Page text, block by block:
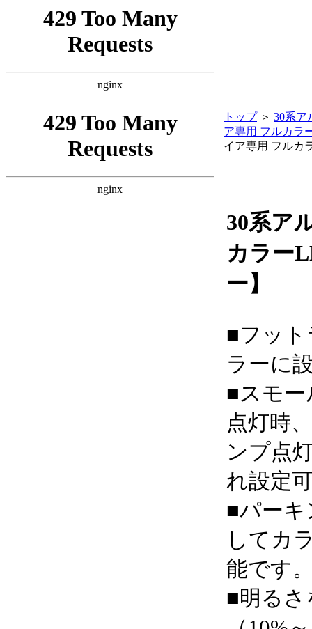
トップ＞ 30系ア
ア専用 フルカラ
イア専用 フルカ
30系ア
カラー
ー】
■フッ
ラーに
■スモー
点灯時
ンプ点
れ設定
■パーキ
してカ
能です
■明るさ